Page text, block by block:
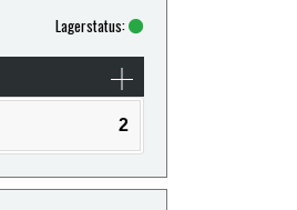
Lagerstatus:
2